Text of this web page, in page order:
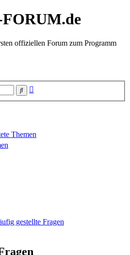
offiziellen Forum zum Programm
Suche
Themen
gestellte Fragen